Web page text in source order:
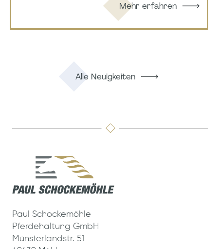
Mehr erfahren
Alle Neuigkeiten
Paul Schockemöhle
Pferdehaltung GmbH
Münsterlandstr. 51